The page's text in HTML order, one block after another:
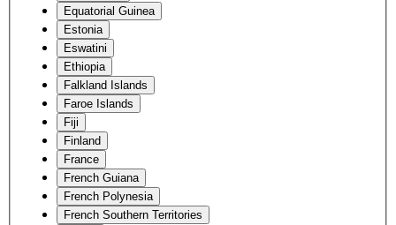
Equatorial Guinea
Estonia
Eswatini
Ethiopia
Falkland Islands
Faroe Islands
Fiji
Finland
France
French Guiana
French Polynesia
French Southern Territories